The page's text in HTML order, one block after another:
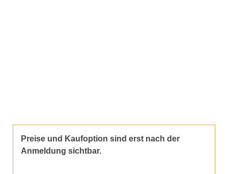
Preise und Kaufoption sind erst nach der
Anmeldung sichtbar.